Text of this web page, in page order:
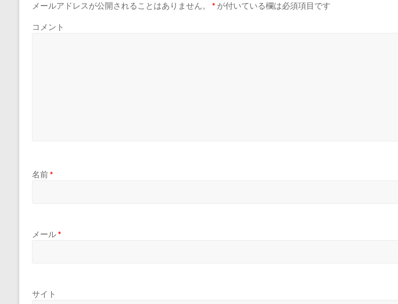
メールアドレスが公開されることはありません。 * が付いている欄は必須項目です
コメント
名前*
メール*
サイト